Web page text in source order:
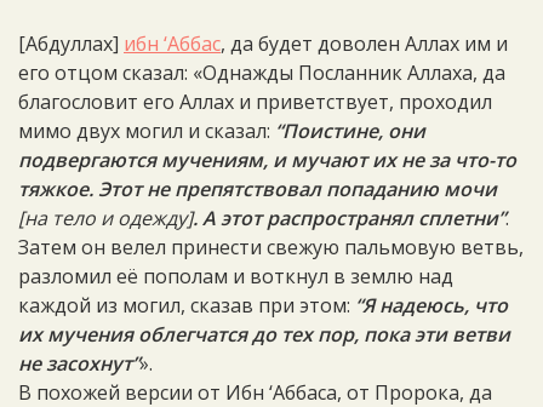
[Абдуллах] ибн ‘Аббас, да будет доволен Аллах им и
его отцом сказал: «Однажды Посланник Аллаха, да
благословит его Аллах и приветствует, проходил
мимо двух могил и сказал: “Поистине, они
подвергаются мучениям, и мучают их не за что-то
тяжкое. Этот не препятствовал попаданию мочи
[на тело и одежду]. А этот распространял сплетни”.
Затем он велел принести свежую пальмовую ветвь,
разломил её пополам и воткнул в землю над
каждой из могил, сказав при этом: “Я надеюсь, что
их мучения облегчатся до тех пор, пока эти ветви
не засохнут”».
В похожей версии от Ибн ‘Аббаса, от Пророка, да